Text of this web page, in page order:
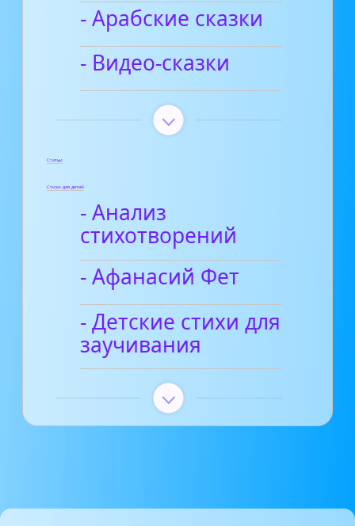
- Арабские сказки
- Видео-сказки
Статьи
Стихи для детей
- Анализ
стихотворений
- Афанасий Фет
- Детские стихи для
заучивания